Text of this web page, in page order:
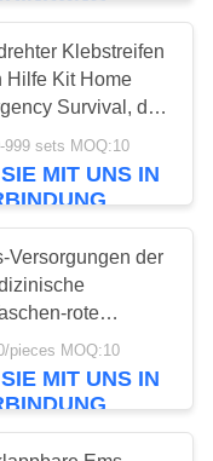
45
Klebstreifen
Hilfe Kit Home
Survival, der
999 sets MOQ:10
MIT UNS IN
Versorgungen der
rote
ersten
pieces MOQ:10
MIT UNS IN